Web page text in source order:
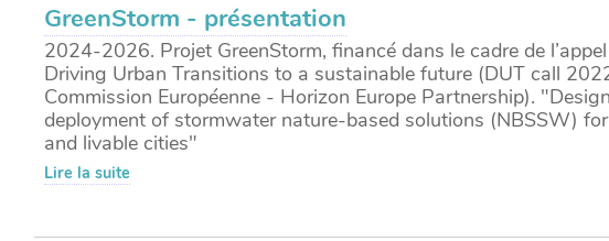
GreenStorm - présentation
2024-2026. Projet GreenStorm, financé dans le cadre de
Driving Urban Transitions to a sustainable future (DUT call
Commission Européenne - Horizon Europe Partnership).
deployment of stormwater nature-based solutions (NBSSW)
and livable cities"
Lire la suite